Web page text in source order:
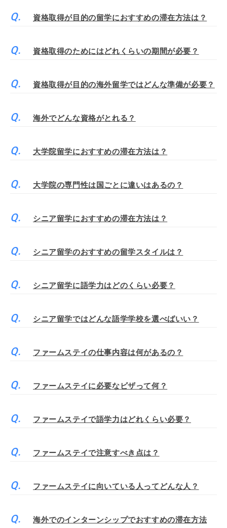
資格取得が目的の留学におすすめの滞在方法は？
資格取得のためにはどれくらいの期間が必要？
資格取得が目的の海外留学ではどんな準備が必要？
海外でどんな資格がとれる？
大学院留学におすすめの滞在方法は？
大学院の専門性は国ごとに違いはあるの？
シニア留学におすすめの滞在方法は？
シニア留学のおすすめの留学スタイルは？
シニア留学に語学力はどのくらい必要？
シニア留学ではどんな語学学校を選べばいい？
ファームステイの仕事内容は何があるの？
ファームステイに必要なビザって何？
ファームステイで語学力はどれくらい必要？
ファームステイで注意すべき点は？
ファームステイに向いている人ってどんな人？
海外でのインターンシップでおすすめの滞在方法